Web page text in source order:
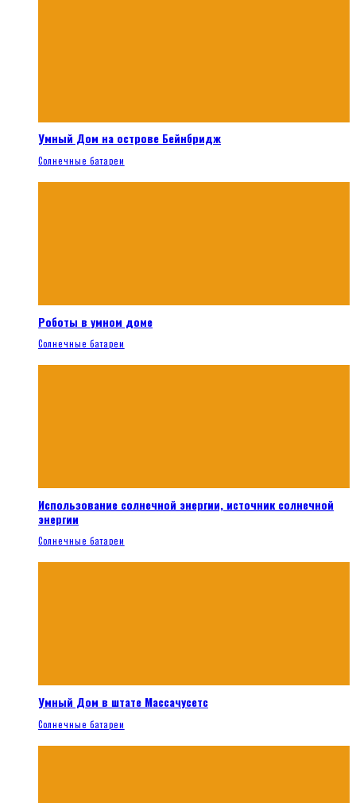
Умный Дом на острове Бейнбридж
Солнечные батареи
Роботы в умном доме
Солнечные батареи
Использование солнечной энергии, источник солнечной
энергии
Солнечные батареи
Умный Дом в штате Массачусетс
Солнечные батареи